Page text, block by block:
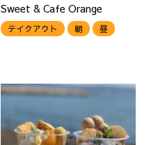
Sweet & Cafe Orange
テイクアウト 朝 昼